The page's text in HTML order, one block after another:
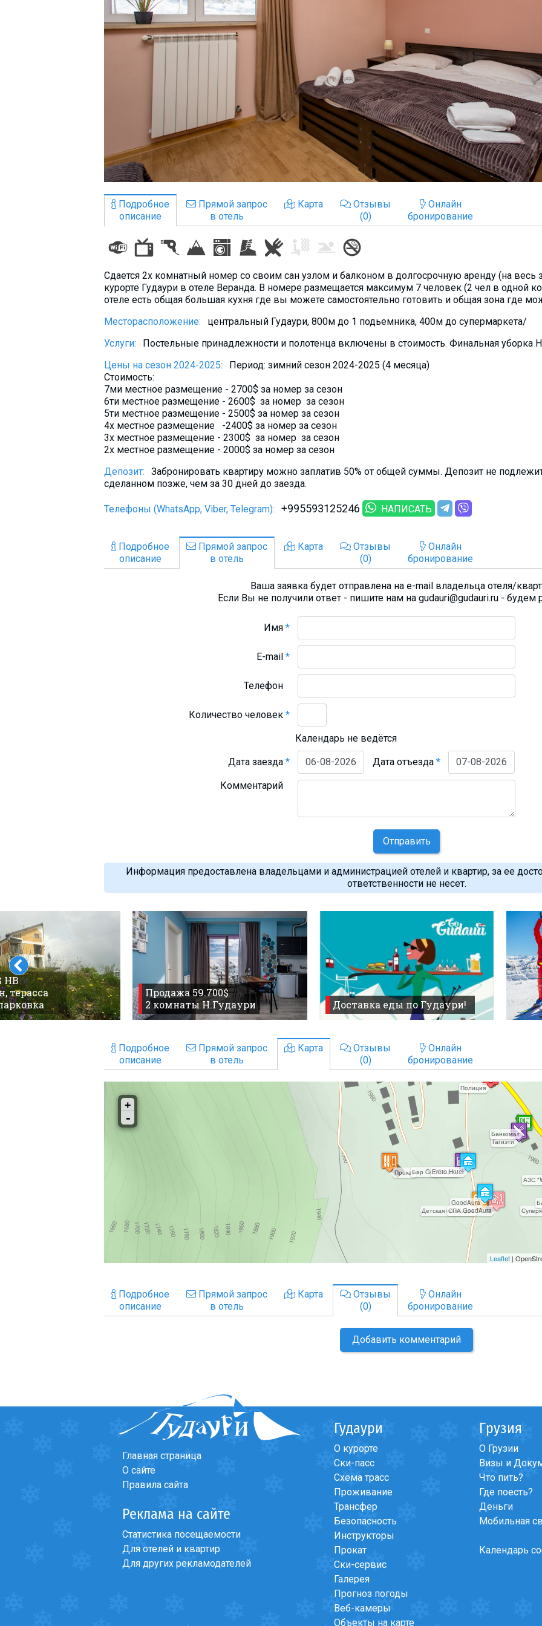
Подробное
описание
Прямой запрос
в отель
Карта
Отзывы
(0)
Онлайн
бронирование
Сдается 2х комнатный номер со своим сан узлом и балконом в долгосрочную аренду (на
курорте Гудаури в отеле Веранда. В номере размещается максимум 7 человек (2 чел в одной
отеле есть общая большая кухня где вы можете самостоятельно готовить и общая зона где
Месторасположение:
центральный Гудаури, 800м до 1 подьемника, 400м до супермаркета/
Услуги:
Постельные принадлежности и полотенца включены в стоимость. Финальная уборка
Цены на сезон 2024-2025:
Период: зимний сезон 2024-2025 (4 месяца)
Стоимость:
7ми местное размещение - 2700$ за номер за сезон
6ти местное размещение - 2600$ за номер за сезон
5ти местное размещение - 2500$ за номер за сезон
4х местное размещение -2400$ за номер за сезон
3х местное размещение - 2300$ за номер за сезон
2х местное размещение - 2000$ за номер за сезон
Депозит:
Забронировать квартиру можно заплатив 50% от общей суммы. Депозит не
сделанном позже, чем за 30 дней до заезда.
Телефоны (WhatsApp, Viber, Telegram): +995593125246 НАПИСАТЬ
Подробное
описание
Прямой запрос
в отель
Карта
Отзывы
(0)
Онлайн
бронирование
Ваша заявка будет отправлена на e-mail владельца отеля/
Если Вы не получили ответ - пишите нам на gudauri@gudauri.ru - будем
Имя*
E-mail*
Телефон
Количество человек*
Календарь не ведётся
Дата заезда* Дата отъезда*
Комментарий
Отправить
Информация предоставлена владельцами и администрацией отелей и квартир, за ее
ответственности не несет.
HB
терасса
Продажа 59.700$
2 комнаты Н.Гудаури
Доставка еды по Гудаури!
Подробное
описание
Прямой запрос
в отель
Карта
Отзывы
(0)
Онлайн
бронирование
Подробное
описание
Прямой запрос
в отель
Карта
Отзывы
(0)
Онлайн
бронирование
Добавить комментарий
Главная страница
О сайте
Правила сайта
Реклама на сайте
Статистика посещаемости
Для отелей и квартир
Для других рекламодателей
Гудаури
О курорте
Ски-пасс
Схема трасс
Проживание
Трансфер
Безопасность
Инструкторы
Прокат
Ски-сервис
Галерея
Прогноз погоды
Веб-камеры
Объекты на карте
Грузия
О Грузии
Визы и
Что пить?
Где поесть?
Деньги
Мобильная
Календарь
Горячие предложения
Долгосрочная аренда
Мобильная связь
Безопасность